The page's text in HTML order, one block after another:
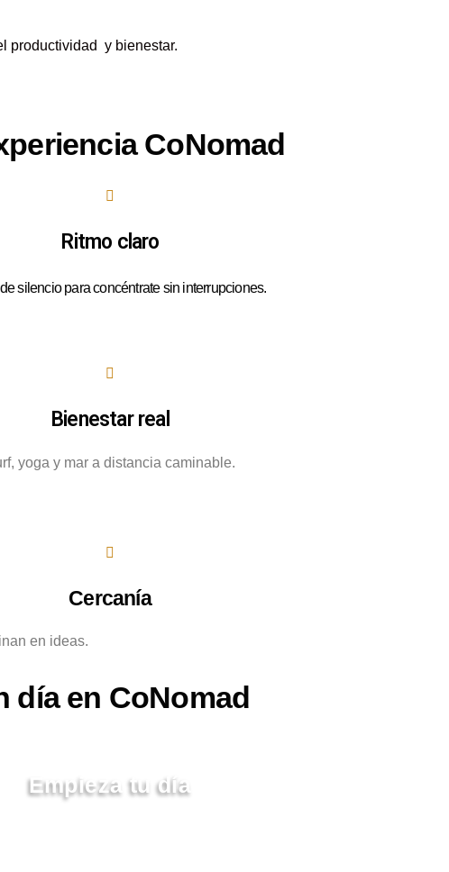
productividad y bienestar.
CoNomad
Ritmo claro
silencio para concéntrate sin interrupciones.
Bienestar real
yoga y mar a distancia caminable.
Cercanía
en ideas.
día en CoNomad
Empieza tu día